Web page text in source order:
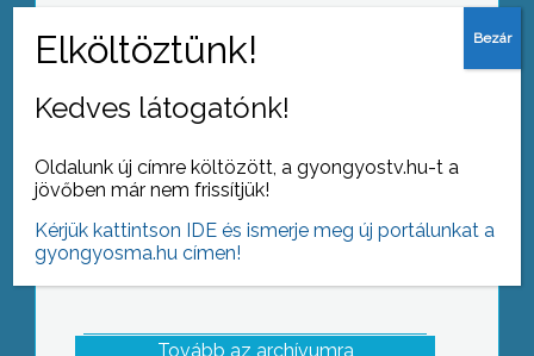
idén novemberben ért véget a
Gyöngyösi Játékszín 55. jubileumi
Tovább az archívumra
Kedves látogatónk!
Oldalunk új címre költözött, a gyongyostv.hu-t a
jövőben már nem frissítjük!
Kérjük kattintson IDE és ismerje meg új portálunkat a
gyongyosma.hu címen!